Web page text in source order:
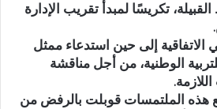
تكريسًا لمبدأ تقريب الإدارة
الاتفاقية إلى حين استدعاء ممثل
الوطنية، من أجل مناقشة
هذه الملتمسات قوبلت بالرفض من